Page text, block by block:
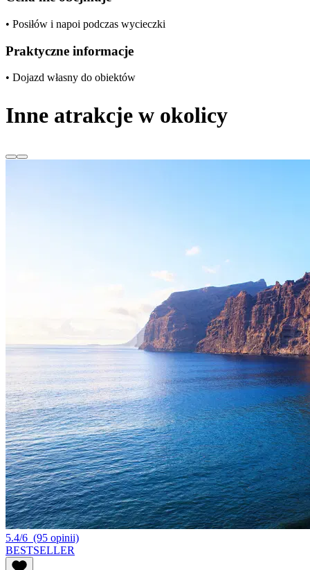
• Posiłów i napoi podczas wycieczki
Praktyczne informacje
• Dojazd własny do obiektów
Inne atrakcje w okolicy
5.4/6 (95 opinii)
BESTSELLER